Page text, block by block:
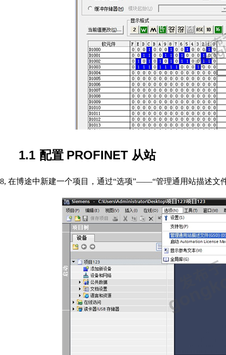
1.1 配置 PROFINET 从站
8, 在博途中新建一个项目，通过“选项”——“管理通用站描述文